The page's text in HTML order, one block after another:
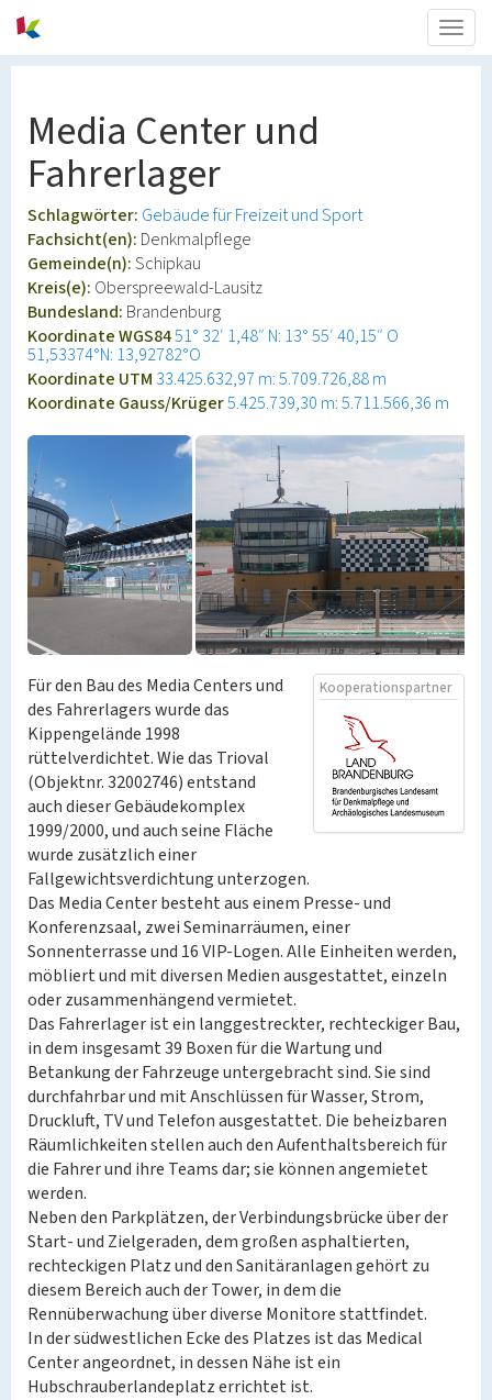
Media Center und
Fahrerlager
Schlagwörter: Gebäude für Freizeit und Sport
Fachsicht(en): Denkmalpflege
Gemeinde(n):Schipkau
Kreis(e): Oberspreewald-Lausitz
Bundesland: Brandenburg
Koordinate WGS8451° 32′ 1,48″ N: 13° 55′ 40,15″ O
51,53374°N: 13,92782°O
Koordinate UTM 33.425.632,97 m: 5.709.726,88 m
Koordinate Gauss/Krüger5.425.739,30 m: 5.711.566,36 m
Kooperationspartner
Für den Bau des Media Centers und
des Fahrerlagers wurde das
Kippengelände 1998
rüttelverdichtet. Wie das Trioval
(Objektnr. 32002746) entstand
auch dieser Gebäudekomplex
1999/2000, und auch seine Fläche
wurde zusätzlich einer
Fallgewichtsverdichtung unterzogen.
Das Media Center besteht aus einem Presse- und
Konferenzsaal, zwei Seminarräumen, einer
Sonnenterrasse und 16 VIP-Logen. Alle Einheiten werden,
möbliert und mit diversen Medien ausgestattet, einzeln
oder zusammenhängend vermietet.
Das Fahrerlager ist ein langgestreckter, rechteckiger Bau,
in dem insgesamt 39 Boxen für die Wartung und
Betankung der Fahrzeuge untergebracht sind. Sie sind
durchfahrbar und mit Anschlüssen für Wasser, Strom,
Druckluft, TV und Telefon ausgestattet. Die beheizbaren
Räumlichkeiten stellen auch den Aufenthaltsbereich für
die Fahrer und ihre Teams dar; sie können angemietet
werden.
Neben den Parkplätzen, der Verbindungsbrücke über der
Start- und Zielgeraden, dem großen asphaltierten,
rechteckigen Platz und den Sanitäranlagen gehört zu
diesem Bereich auch der Tower, in dem die
Rennüberwachung über diverse Monitore stattfindet.
In der südwestlichen Ecke des Platzes ist das Medical
Center angeordnet, in dessen Nähe ist ein
Hubschrauberlandeplatz errichtet ist.